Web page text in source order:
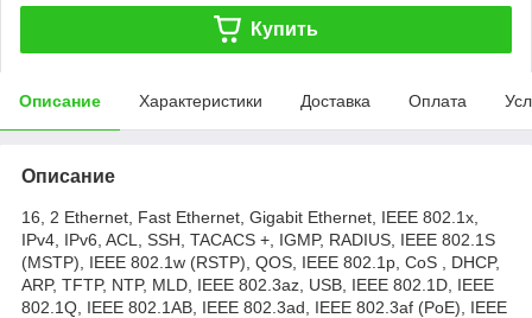
Купить
Описание Характеристики Доставка Оплата
Описание
16, 2 Ethernet, Fast Ethernet, Gigabit Ethernet, IEEE 802.1x,
IPv4, IPv6, ACL, SSH, TACACS +, IGMP, RADIUS, IEEE 802.1S
(MSTP), IEEE 802.1w (RSTP), QOS, IEEE 802.1p, CoS , DHCP,
ARP, TFTP, NTP, MLD, IEEE 802.3az, USB, IEEE 802.1D, IEEE
802.1Q, IEEE 802.1AB, IEEE 802.3ad, IEEE 802.3af (PoE), IEEE